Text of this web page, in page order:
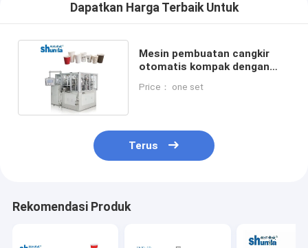
Dapatkan Harga Terbaik Untuk
Mesin pembuatan cangkir
otomatis kompak dengan
Price： one set
Terus
Rekomendasi Produk